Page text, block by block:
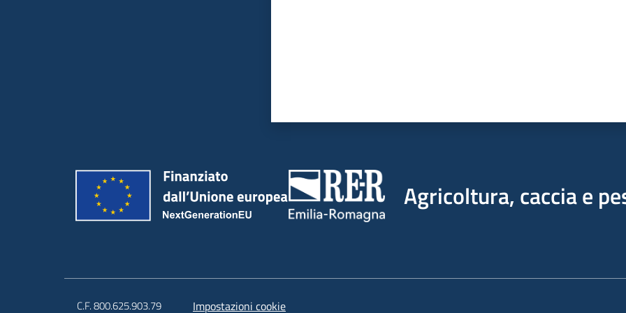
Agricoltura, caccia e
C.F. 800.625.903.79 Impostazioni cookie